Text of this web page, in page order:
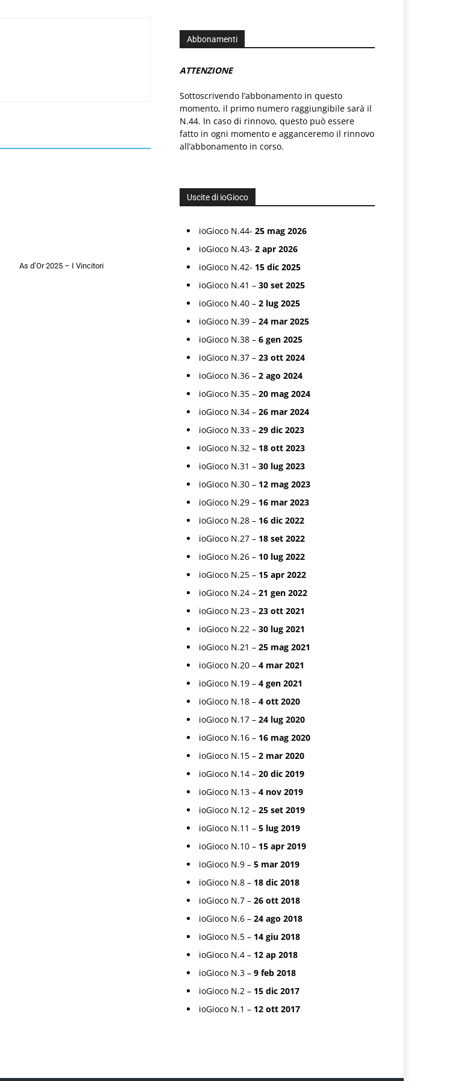
As d’Or 2025 – I Vincitori
Abbonamenti
ATTENZIONE
Sottoscrivendo l’abbonamento in questo
momento, il primo numero raggiungibile sarà il
N.44. In caso di rinnovo, questo può essere
fatto in ogni momento e agganceremo il rinnovo
all’abbonamento in corso.
Uscite di ioGioco
ioGioco N.44- 25 mag 2026
ioGioco N.43- 2 apr 2026
ioGioco N.42- 15 dic 2025
ioGioco N.41 – 30 set 2025
ioGioco N.40 – 2 lug 2025
ioGioco N.39 – 24 mar 2025
ioGioco N.38 – 6 gen 2025
ioGioco N.37 – 23 ott 2024
ioGioco N.36 – 2 ago 2024
ioGioco N.35 – 20 mag 2024
ioGioco N.34 – 26 mar 2024
ioGioco N.33 – 29 dic 2023
ioGioco N.32 – 18 ott 2023
ioGioco N.31 – 30 lug 2023
ioGioco N.30 – 12 mag 2023
ioGioco N.29 – 16 mar 2023
ioGioco N.28 – 16 dic 2022
ioGioco N.27 – 18 set 2022
ioGioco N.26 – 10 lug 2022
ioGioco N.25 – 15 apr 2022
ioGioco N.24 – 21 gen 2022
ioGioco N.23 – 23 ott 2021
ioGioco N.22 – 30 lug 2021
ioGioco N.21 – 25 mag 2021
ioGioco N.20 – 4 mar 2021
ioGioco N.19 – 4 gen 2021
ioGioco N.18 – 4 ott 2020
ioGioco N.17 – 24 lug 2020
ioGioco N.16 – 16 mag 2020
ioGioco N.15 – 2 mar 2020
ioGioco N.14 – 20 dic 2019
ioGioco N.13 – 4 nov 2019
ioGioco N.12 – 25 set 2019
ioGioco N.11 – 5 lug 2019
ioGioco N.10 – 15 apr 2019
ioGioco N.9 – 5 mar 2019
ioGioco N.8 – 18 dic 2018
ioGioco N.7 – 26 ott 2018
ioGioco N.6 – 24 ago 2018
ioGioco N.5 – 14 giu 2018
ioGioco N.4 – 12 ap 2018
ioGioco N.3 – 9 feb 2018
ioGioco N.2 – 15 dic 2017
ioGioco N.1 – 12 ott 2017